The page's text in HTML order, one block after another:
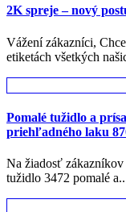
2K spreje – nový
Vážení zákazníci,
etiketách všetkých
Pomalé tužidlo a
priehľadného laku
Na žiadosť
tužidlo 3472 pomalé